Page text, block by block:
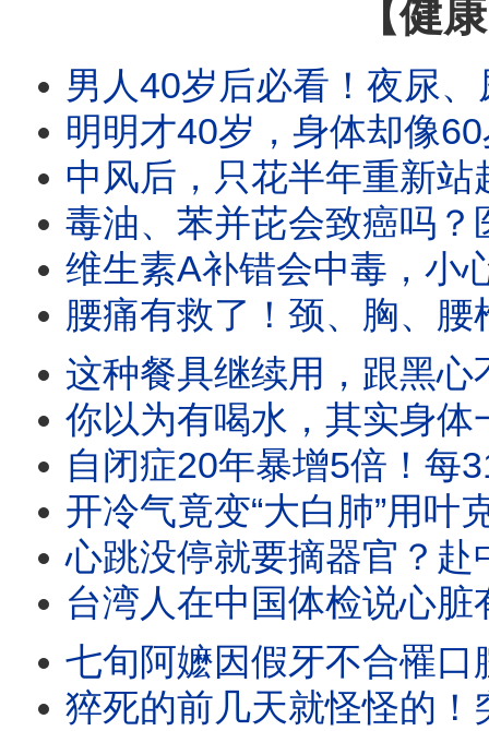
【健
男人40岁后必看！夜尿、尿不干净不是老化，可能是摄护腺出问题！拖7
明明才40岁，身体却像60岁，成普遍现象，小心癌症风险高15％！
中风后，只花半年重新站起！怎么复健最有效？公开复健课表、辅具清单
毒油、苯并芘会致癌吗？医师揭高风险族群：这个地方才是最大来源！
维生素A补错会中毒，小心伤肝、掉发、骨头痛！谁最需要补维生素A
腰痛有救了！颈、胸、腰椎全方位保健操，网友亲测：不用
这种餐具继续用，跟黑心不锈钢一样吃进重金属！破解真假304、新
你以为有喝水，其实身体一直在缺水！5大警讯，防心肌梗塞
自闭症20年暴增5倍！每31个孩子就有1个？医师揭基因、环境、止痛药真
开冷气竟变“大白肺”用叶克膜抢救！两年没洗藏致命菌！病菌最爱藏
心跳没停就要摘器官？赴中健检被说心脏坏、泰国遭下药险活摘这些离你比
台湾人在中国体检说心脏有问题，回台没事！差点被活摘器官？
七旬阿嬷因假牙不合罹口腔癌又复发！医提
猝死的前几天就怪怪的！突然好累、肩膀酸、胃不舒服都可能是